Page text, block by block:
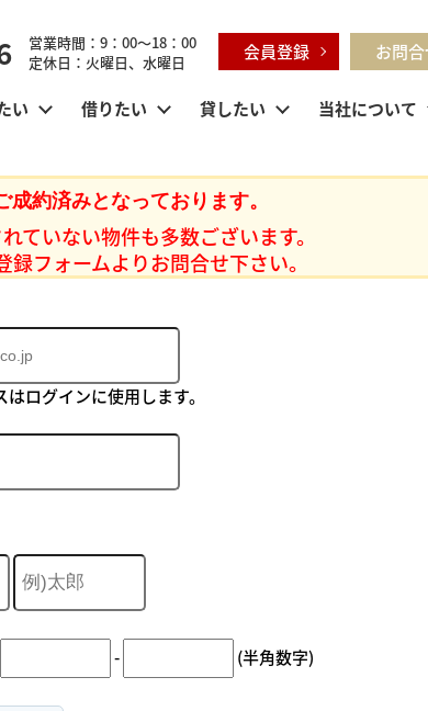
営業時間：9：00～18：00
定休日：火曜日、水曜日
会員登録 お問
い 借りたい 貸したい 当社について
成約済みとなっております。
ていない物件も多数ございます。
フォームよりお問合せ下さい。
ログインに使用します。
- (半角数字)